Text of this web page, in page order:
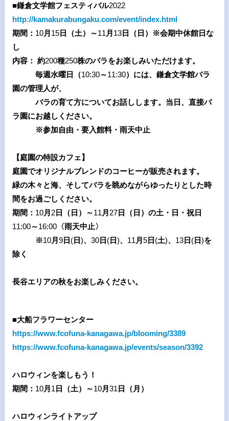
■鎌倉文学館フェスティバル2022
http://kamakurabungaku.com/event/index.html
期間： 10月 15日（土）～11 月 13日（日）※会期中休館日な
し
内容： 約200種250株のバラをお楽しみいただけます。
毎週水曜日（10:30～11:30）には、鎌倉文学館バラ
園の管理人が、
バラの育て方についてお話しします。当日、直接バ
ラ園にお越しください。
※参加自由・要入館料・雨天中止
【庭園の特設カフェ】
庭園でオリジナルブレンドのコーヒーが販売されます。
緑の木々と海、そしてバラを眺めながらゆったりとした時
間をお過ごしください。
期間： 10月 2日（日）～11 月 27日（日）の土・日・祝日
11:00～16:00〈雨天中止〉
※10月 9日 (日)、 30日 (日)、 11 月 5日 (土)、 13日 (日)を
除く
長谷エリアの秋をお楽しみください。
■大船フラワーセンター
https://www.fcofuna-kanagawa.jp/blooming/3389
https://www.fcofuna-kanagawa.jp/events/season/3392
ハロウィンを楽しもう！
期間： 10月 1 日（土）～10月 31 日（月）
ハロウィンライトアップ